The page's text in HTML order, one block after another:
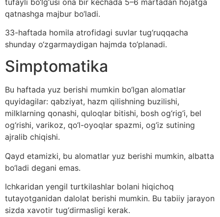
qatnashga majbur bo‘ladi.
33-haftada homila atrofidagi suvlar tug‘ruqqacha
shunday o‘zgarmaydigan hajmda to‘planadi.
Simptomatika
Bu haftada yuz berishi mumkin bo‘lgan alomatlar
quyidagilar: qabziyat, hazm qilishning buzilishi,
milklarning qonashi, quloqlar bitishi, bosh og‘rig‘i, bel
og‘rishi, varikoz, qo‘l-oyoqlar spazmi, og‘iz sutining
ajralib chiqishi.
Qayd etamizki, bu alomatlar yuz berishi mumkin, albatta
bo‘ladi degani emas.
Ichkaridan yengil turtkilashlar bolani hiqichoq
tutayotganidan dalolat berishi mumkin. Bu tabiiy jarayon
sizda xavotir tug‘dirmasligi kerak.